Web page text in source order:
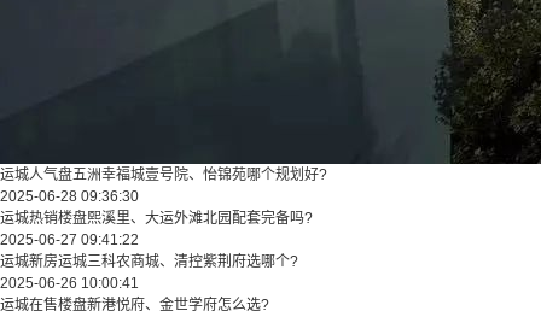
运城人气盘五洲幸福城壹号院、怡锦苑哪个规划好?
2025-06-28 09:36:30
运城热销楼盘熙溪里、大运外滩北园配套完备吗?
2025-06-27 09:41:22
运城新房运城三科农商城、清控紫荆府选哪个?
2025-06-26 10:00:41
运城在售楼盘新港悦府、金世学府怎么选?